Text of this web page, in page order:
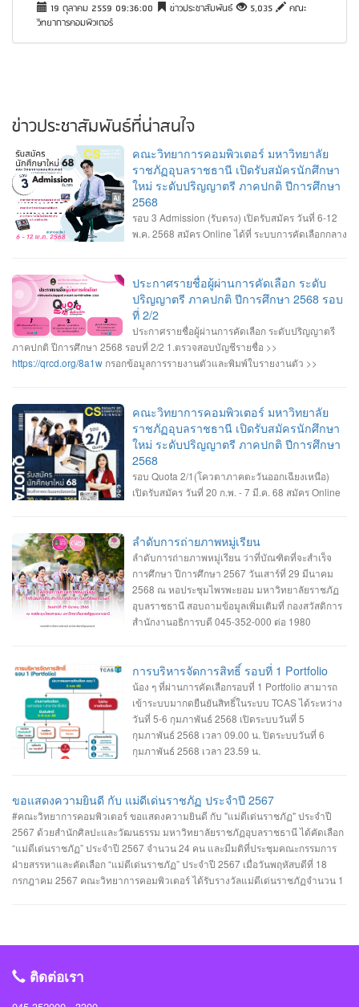
19 ตุลาคม 2559 09:36:00 ข่าวประชาสัมพันธ์ 5,035
คณะ
วิทยาการคอมพิวเตอร์
ข่าวประชาสัมพันธ์ที่น่าสนใจ
คณะวิทยาการคอมพิวเตอร์ มหาวิทยาลัย
ราชภัฏอุบลราชธานี เปิดรับสมัครนักศึกษา
ใหม่ ระดับปริญญาตรี ภาคปกติ ปีการศึกษา
2568
รอบ 3 Admission (รับตรง) เปิดรับสมัคร วันที่ 6-12
พ.ค. 2568 สมัคร Online ได้ที่ ระบบการคัดเลือกกลาง
ซอฟต์แวร์ • หลักสูตรเทคโนโลยีมีลติมีเดียและแอนิเมชัน • รายละเอียดสาขาวิชา
เกณฑ์คุณสมบัติของสาขาวิชา และรายละเอียดการรับสมัคร ------------------- •
สอบถามข้อมูลเพิ่มเติม งานรับเข้าศึกษา ฯ อาคารเรียนและปฏิบัติการ ชั้น 2 045-
352-000 ต่อ 2143 , 2147 หรือ 2144 #เปิดรับสมัครนักศึกษาใหม่ #ระดับปริญญา
ตรี2568 #Dek68 #UBRU #คณะวิทยาการคอมพิวเตอร์ #มหาวิทยาลัยราชภัฏ
อุบลราชธานี
ประกาศรายชื่อผู้ผ่านการคัดเลือก ระดับ
ปริญญาตรี ภาคปกติ ปีการศึกษา 2568 รอบ
ที่ 2/2
ประกาศรายชื่อผู้ผ่านการคัดเลือก ระดับปริญญาตรี
ภาคปกติ ปีการศึกษา 2568 รอบที่ 2/2 1.ตรวจสอบบัญชีรายชื่อ >>
https://qrcd.org/8a1w กรอกข้อมูลการรายงานตัวและพิมพ์ใบรายงานตัว >>
กรณีสาขาวิชาที่มีรายชื่อสำรอง ถ้าผู้ผ่านการคัดเลือกไม่มารายงานตัวตามเวลาที่
กำหนด ถือว่าสละสิทธิ์ มหาวิทยาลัยจะเรียกสำรองตามบัญชีรายชื่อทันที 3.ผู้ที่มีราย
ชื่อรายงานตัว ลงทะเบียนเข้าใช้งานระบบการคัดเลือกกลางบุคคลเข้าศึกษาใน
สถาบันอุดมศึกษา (TCAS68) เพื่อรอเข้ายื่นยันสิทธิ์เข้าศึกษา
>>https://www.mytcas.com/
4. ผู้รายงานตัวเข้ายืนยันสิทธิ์เข้าศึกษา ในระบบการ
คัดเลือกกลางบุคคลเข้าศึกษาในสถาบันอุดมศึกษา (TCAS68)
ศึกษา(เปิดเทอม) ในช่วงเดือนมิถุนายน 2568
คณะวิทยาการคอมพิวเตอร์ มหาวิทยาลัย
ราชภัฏอุบลราชธานี เปิดรับสมัครนักศึกษา
ใหม่ ระดับปริญญาตรี ภาคปกติ ปีการศึกษา
2568
รอบ Quota 2/1(โควตาภาคตะวันออกเฉียงเหนือ)
เปิดรับสมัคร วันที่ 20 ก.พ. - 7 มี.ค. 68 สมัคร Online
หลักสูตรวิศวกรรมซอฟต์แวร์ หลักสูตรเทคโนโลยีมีลติมีเดียและแอนิเมชัน ราย
ละเอียดสาขาวิชา เกณฑ์คุณสมบัติของสาขาวิชา และรายละเอียดการรับสมัคร -----
-------------- สอบถามข้อมูลเพิ่มเติม งานรับเข้าศึกษา ฯ อาคารเรียนและปฏิบัติการ
ชั้น 2 045-352-000 ต่อ 2143 , 2147 หรือ 2144
ลำดับการถ่ายภาพหมู่เรียน
ลำดับการถ่ายภาพหมู่เรียน ว่าที่บัณฑิตที่จะสำเร็จ
การศึกษา ปีการศึกษา 2567 วันเสาร์ที่ 29 มีนาคม
2568 ณ หอประชุมไพรพะยอม มหาวิทยาลัยราชภัฏ
อุบลราชธานี สอบถามข้อมูลเพิ่มเติมที่ กองสวัสดิการ
สำนักงานอธิการบดี 045-352-000 ต่อ 1980
การบริหารจัดการสิทธิ์ รอบที่ 1 Portfolio
น้อง ๆ ที่ผ่านการคัดเลือกรอบที่ 1 Portfolio สามารถ
เข้าระบบมากดยืนยันสิทธิ์ในระบบ TCAS ได้ระหว่าง
วันที่ 5-6 กุมภาพันธ์ 2568 เปิดระบบวันที่ 5
กุมภาพันธ์ 2568 เวลา 09.00 น. ปิดระบบวันที่ 6
กุมภาพันธ์ 2568 เวลา 23.59 น.
ขอแสดงความยินดี กับ แม่ดีเด่นราชภัฏ ประจำปี 2567
#คณะวิทยาการคอมพิวเตอร์ ขอแสดงความยินดี กับ "แม่ดีเด่นราชภัฏ" ประจำปี
2567 ด้วยสำนักศิลปะและวัฒนธรรม มหาวิทยาลัยราชภัฏอุบลราชธานี ได้คัดเลือก
“แม่ดีเด่นราชภัฏ” ประจำปี 2567 จำนวน 24 คน และมีมติที่ประชุมคณะกรรมการ
ฝ่ายสรรหาและคัดเลือก “แม่ดีเด่นราชภัฏ” ประจำปี 2567 เมื่อวันพฤหัสบดีที่ 18
กรกฎาคม 2567 คณะวิทยาการคอมพิวเตอร์ ได้รับรางวัลแม่ดีเด่นราชภัฏจำนวน 1
ราชภัฏอุบลราชธานี #มหาวิทยาลัยแห่งความสุข
ติดต่อเรา